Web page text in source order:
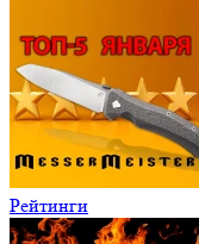
Рейтинги